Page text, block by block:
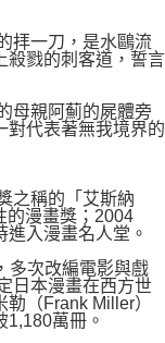
拝一刀，是水鷗流
殺戮的刺客道，誓言
母親阿薊的屍體旁
對代表著無我境界的
之稱的「艾斯納
的漫畫獎；2004
入漫畫名人堂。
多次改編電影與戲
日本漫畫在西方世
（Frank Miller）
萬冊。